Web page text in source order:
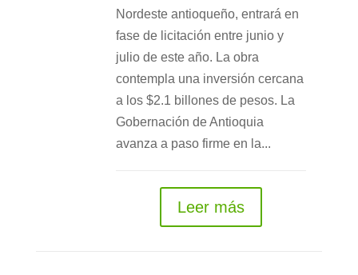
Nordeste antioqueño, entrará en
fase de licitación entre junio y
julio de este año. La obra
contempla una inversión cercana
a los $2.1 billones de pesos. La
Gobernación de Antioquia
avanza a paso firme en la...
Leer más